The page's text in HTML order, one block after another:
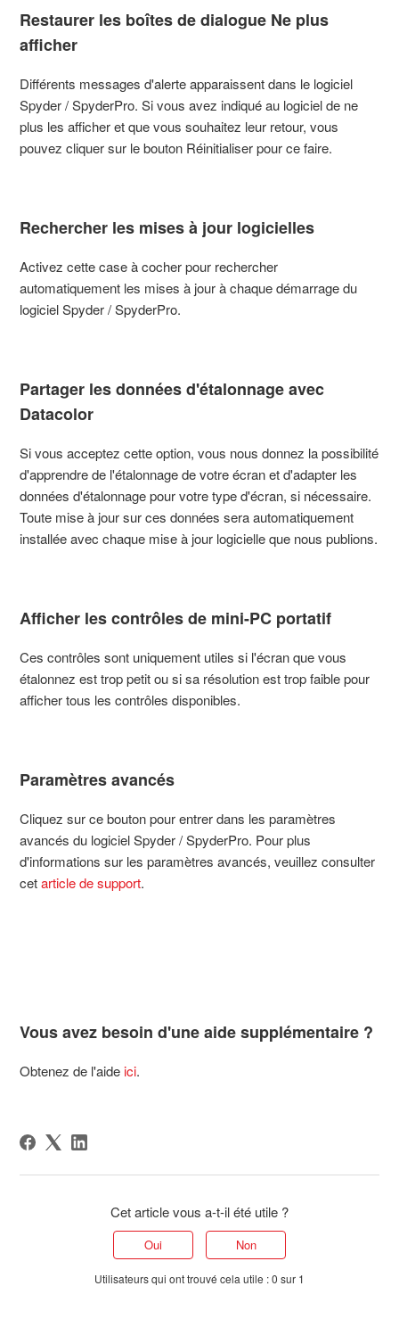
Restaurer les boîtes de dialogue Ne plus
afficher
Différents messages d'alerte apparaissent dans le logiciel
Spyder / SpyderPro. Si vous avez indiqué au logiciel de ne
plus les afficher et que vous souhaitez leur retour, vous
pouvez cliquer sur le bouton Réinitialiser pour ce faire.
Rechercher les mises à jour logicielles
Activez cette case à cocher pour rechercher
automatiquement les mises à jour à chaque démarrage du
logiciel Spyder / SpyderPro.
Partager les données d'étalonnage avec
Datacolor
Si vous acceptez cette option, vous nous donnez la possibilité
d'apprendre de l'étalonnage de votre écran et d'adapter les
données d'étalonnage pour votre type d'écran, si nécessaire.
Toute mise à jour sur ces données sera automatiquement
installée avec chaque mise à jour logicielle que nous publions.
Afficher les contrôles de mini-PC portatif
Ces contrôles sont uniquement utiles si l'écran que vous
étalonnez est trop petit ou si sa résolution est trop faible pour
afficher tous les contrôles disponibles.
Paramètres avancés
Cliquez sur ce bouton pour entrer dans les paramètres
avancés du logiciel Spyder / SpyderPro. Pour plus
d'informations sur les paramètres avancés, veuillez consulter
cetarticle de support.
Vous avez besoin d'une aide supplémentaire ?
Obtenez de l'aideici.
Cet article vous a-t-il été utile ?
Oui Non
Utilisateurs qui ont trouvé cela utile : 0 sur 1